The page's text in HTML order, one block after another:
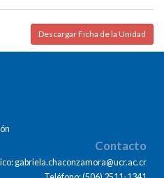
Descargar Ficha de la Unidad
Contacto
gabriela.chaconzamora@ucr.ac.cr